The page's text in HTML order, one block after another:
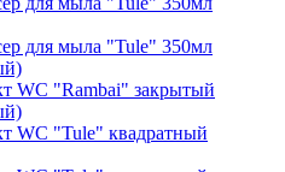
для мыла "Tule" 350мл
WC "Rambai" закрытый
WC "Tule" квадратный